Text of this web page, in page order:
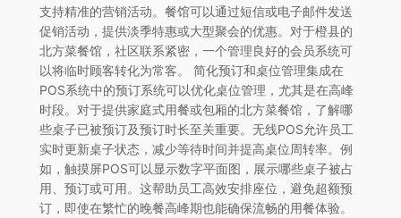
支持精准的营销活动。餐馆可以通过短信或电子邮件发送
促销活动，提供淡季特惠或大型聚会的优惠。对于橙县的
北方菜餐馆，社区联系紧密，一个管理良好的会员系统可
以将临时顾客转化为常客。 简化预订和桌位管理集成在
POS系统中的预订系统可以优化桌位管理，尤其是在高峰
时段。对于提供家庭式用餐或包厢的北方菜餐馆，了解哪
些桌子已被预订及预订时长至关重要。无线POS允许员工
实时更新桌子状态，减少等待时间并提高桌位周转率。例
如，触摸屏POS可以显示数字平面图，展示哪些桌子被占
用、预订或可用。这帮助员工高效安排座位，避免超额预
订，即使在繁忙的晚餐高峰期也能确保流畅的用餐体验。